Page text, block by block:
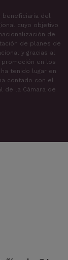
beneficiaria del
cuyo objetivo
de
de planes de
y gracias al
en los
tenido lugar en
contado con el
de la Cámara de